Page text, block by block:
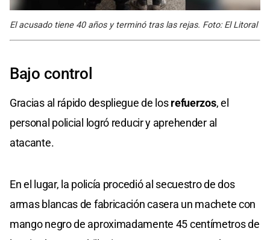
El acusado tiene 40 años y terminó tras las rejas. Foto: El Litoral
Bajo control
Gracias al rápido despliegue de losrefuerzos, el
personal policial logró reducir y aprehender al
atacante.
En el lugar, la policía procedió al secuestro de dos
armas blancas de fabricación casera un machete con
mango negro de aproximadamente 45 centímetros de